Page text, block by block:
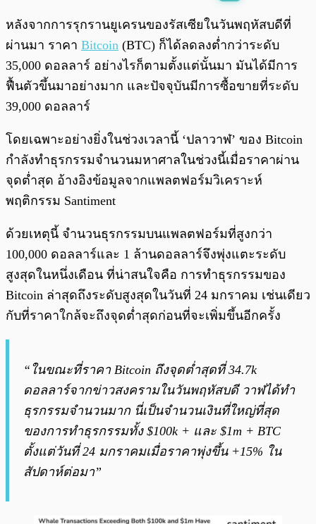
0:00/ 0:00
หลังจากการรุกรานยูเครนของรัสเซียในวันพฤหัสบดีที่
ผ่านมา ราคา Bitcoin (BTC) ก็ได้ลดลงต่ำกว่าระดับ
35,000 ดอลลาร์ อย่างไรก็ตามตั้งแต่นั้นมา มันได้มีการ
ฟื้นตัวขึ้นมาอย่างมาก และปัจจุบันมีการซื้อขายที่ระดับ
39,000 ดอลลาร์
โดยเฉพาะอย่างยิ่งในช่วงเวลานี้ ‘ปลาวาฬ’ ของ Bitcoin
กำลังทำธุรกรรมจำนวนมหาศาลในช่วงนี้เมื่อราคาผ่าน
จุดต่ำสุด อ้างอิงข้อมูลจากแพลตฟอร์มวิเคราะห์
พฤติกรรม Santiment
ด้วยเหตุนี้ จำนวนธุรกรรมบนแพลตฟอร์มที่สูงกว่า
100,000 ดอลลาร์และ 1 ล้านดอลลาร์จึงพุ่งแตะระดับ
สูงสุดในหนึ่งเดือน ที่น่าสนใจคือ การทำธุรกรรมของ
Bitcoin ล่าสุดถึงระดับสูงสุดในวันที่ 24 มกราคม เช่นเดียว
กับที่ราคาใกล้จะถึงจุดต่ำสุดก่อนที่จะเพิ่มขึ้นอีกครั้ง
“ในขณะที่ราคา Bitcoin ถึงจุดต่ำสุดที่ 34.7k
ดอลลาร์จากข่าวสงครามในวันพฤหัสบดี วาฬได้ทำ
ธุรกรรมจำนวนมาก นี่เป็นจำนวนเงินที่ใหญ่ที่สุด
ของการทำธุรกรรมทั้ง $100k + และ $1m + BTC
ตั้งแต่วันที่ 24 มกราคมเมื่อราคาพุ่งขึ้น +15% ใน
สัปดาห์ต่อมา”